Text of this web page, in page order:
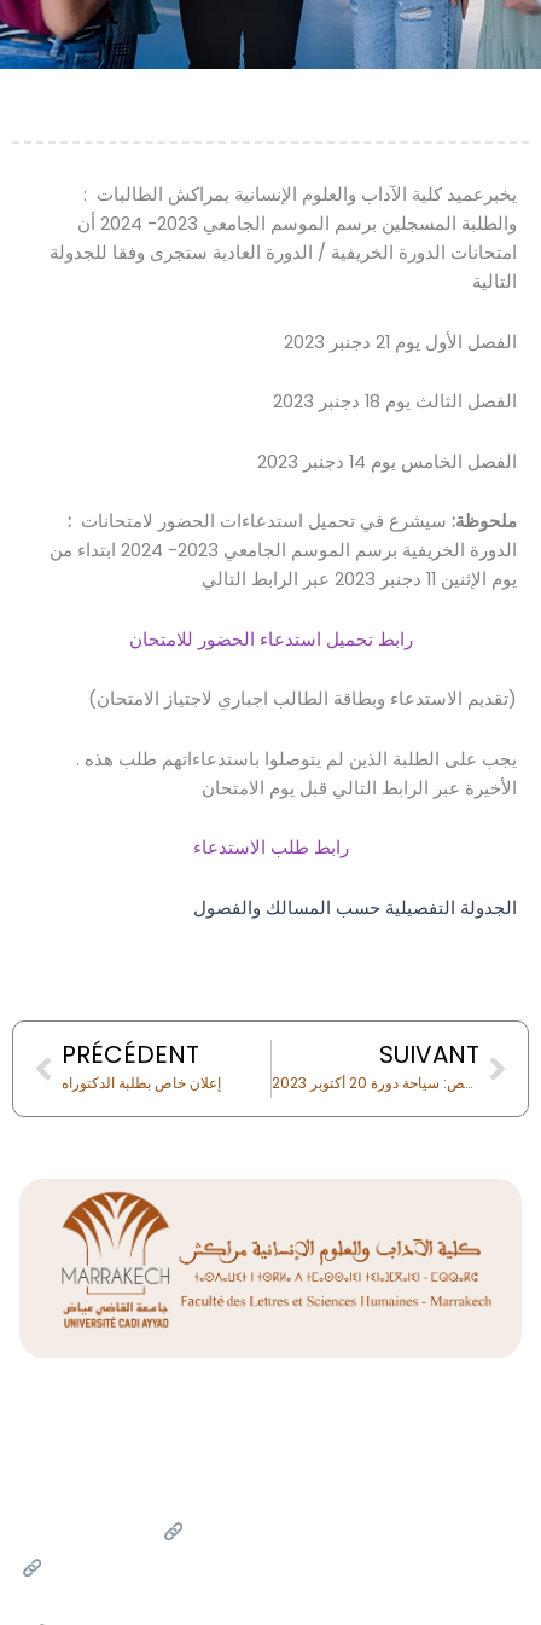
: يخبرعميد كلية الآداب والعلوم الإنسانية بمراكش الطالبات
والطلبة المسجلين برسم الموسم الجامعي 2023- 2024 أن
امتحانات الدورة الخريفية / الدورة العادية ستجرى وفقا للجدولة
التالية
الفصل الأول يوم 21 دجنبر 2023
2023 الفصل الثالث يوم 18 دجنبر
الفصل الخامس يوم 14 دجنبر 2023
: ملحوظة: سيشرع في تحميل استدعاءات الحضور لامتحانات
الدورة الخريفية برسم الموسم الجامعي 2023- 2024 ابتداء من
يوم الإثنين 11 دجنبر 2023 عبر الرابط التالي
رابط تحميل استدعاء الحضور للامتحان
(تقديم الاستدعاء وبطاقة الطالب اجباري لاجتياز الامتحان)
. يجب على الطلبة الذين لم يتوصلوا باستدعاءاتهم طلب هذه
الأخيرة عبر الرابط التالي قبل يوم الامتحان
رابط طلب الاستدعاء
الجدولة التفصيلية حسب المسالك والفصول
PrevPRÉCÉDENT
إعلان خاص بطلبة الدكتوراه
SUIVANT
النتيجة النهائية لمباراة توظيف أستاذ محاضر (01) تخصص: سياحة دورة 20 أكتوبر 2023